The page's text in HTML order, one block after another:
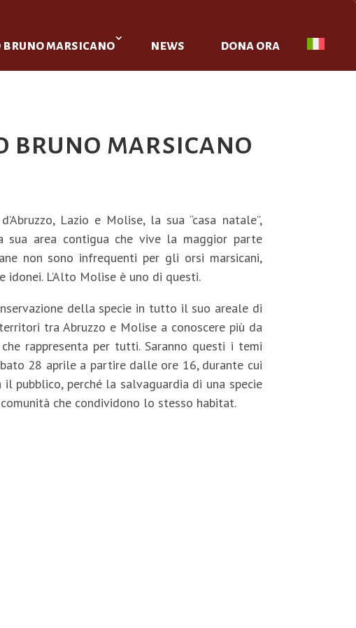
bruno marsicano news dona ora
bruno marsicano
Lazio e Molise, la sua “casa natale”,
area contigua che vive la maggior parte
non sono infrequenti per gli orsi marsicani,
L’Alto Molise è uno di questi.
della specie in tutto il suo areale di
tra Abruzzo e Molise a conoscere più da
rappresenta per tutti. Saranno questi i temi
28 aprile a partire dalle ore 16, durante cui
pubblico, perché la salvaguardia di una specie
che condividono lo stesso habitat.